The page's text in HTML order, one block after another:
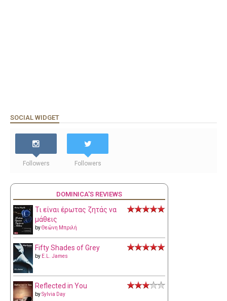
SOCIAL WIDGET
Followers Followers
DOMINICA'S REVIEWS
Τι είναι έρωτας ζητάς να
μάθεις
byΘεώνη Μπριλή
Fifty Shades of Grey
by E.L. James
Reflected in You
bySylvia Day